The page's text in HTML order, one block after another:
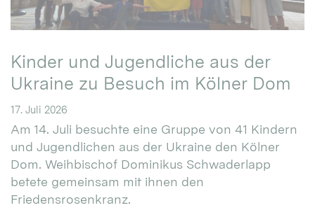
Kinder und Jugendliche aus der
Ukraine zu Besuch im Kölner Dom
17. Juli 2026
Am 14. Juli besuchte eine Gruppe von 41 Kindern
und Jugendlichen aus der Ukraine den Kölner
Dom. Weihbischof Dominikus Schwaderlapp
betete gemeinsam mit ihnen den
Friedensrosenkranz.